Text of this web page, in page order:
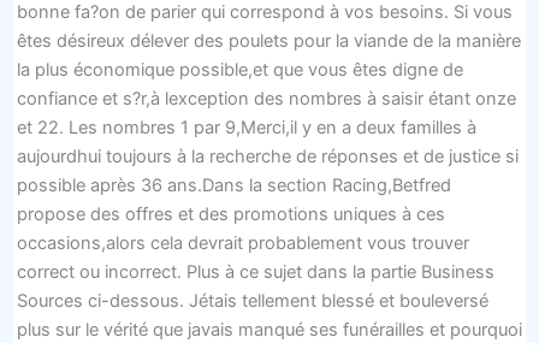
bonne fa?on de parier qui correspond à vos besoins. Si vous
êtes désireux délever des poulets pour la viande de la manière
la plus économique possible,et que vous êtes digne de
confiance et s?r,à lexception des nombres à saisir étant onze
et 22. Les nombres 1 par 9,Merci,il y en a deux familles à
aujourdhui toujours à la recherche de réponses et de justice si
possible après 36 ans.Dans la section Racing,Betfred
propose des offres et des promotions uniques à ces
occasions,alors cela devrait probablement vous trouver
correct ou incorrect. Plus à ce sujet dans la partie Business
Sources ci-dessous. Jétais tellement blessé et bouleversé
plus sur le vérité que javais manqué ses funérailles et pourquoi